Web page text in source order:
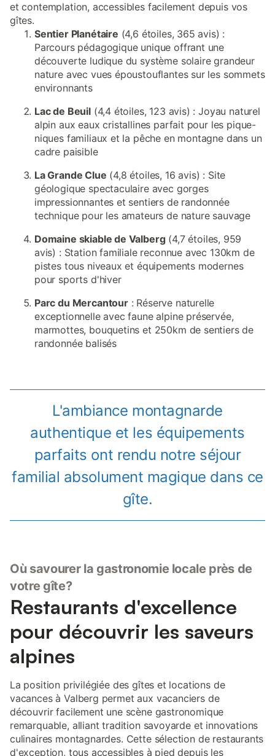
et contemplation, accessibles facilement depuis vos
gîtes.
Sentier Planétaire (4,6 étoiles, 365 avis) :
Parcours pédagogique unique offrant une
découverte ludique du système solaire grandeur
nature avec vues époustouflantes sur les sommets
environnants
Lac de Beuil(4,4 étoiles, 123 avis) : Joyau naturel
alpin aux eaux cristallines parfait pour les pique-
niques familiaux et la pêche en montagne dans un
cadre paisible
La Grande Clue (4,8 étoiles, 16 avis) : Site
géologique spectaculaire avec gorges
impressionnantes et sentiers de randonnée
technique pour les amateurs de nature sauvage
Domaine skiable de Valberg(4,7 étoiles, 959
avis) : Station familiale reconnue avec 130km de
pistes tous niveaux et équipements modernes
pour sports d'hiver
Parc du Mercantour: Réserve naturelle
exceptionnelle avec faune alpine préservée,
marmottes, bouquetins et 250km de sentiers de
randonnée balisés
L'ambiance montagnarde
authentique et les équipements
parfaits ont rendu notre séjour
familial absolument magique dans ce
gîte.
Où savourer la gastronomie locale près de
votre gîte?
Restaurants d'excellence
pour découvrir les saveurs
alpines
La position privilégiée des gîtes et locations de
vacances à Valberg permet aux vacanciers de
découvrir facilement une scène gastronomique
remarquable, alliant tradition savoyarde et innovations
culinaires montagnardes. Cette sélection de restaurants
d'exception, tous accessibles à pied depuis les